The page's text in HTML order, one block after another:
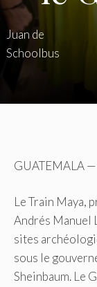
Juan de
Schoolbus
GUATEMALA —
Le Train Maya,
Andrés Manuel
sites
sous le
Sheinbaum. Le